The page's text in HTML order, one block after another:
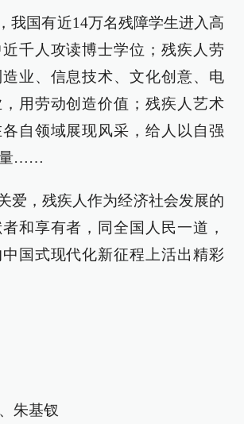
我国有近14万名残障学生进入高
千人攻读博士学位；残疾人劳
业、信息技术、文化创意、电
用劳动创造价值；残疾人艺术
自领域展现风采，给人以自强
量……
爱，残疾人作为经济社会发展的
和享有者，同全国人民一道，
国式现代化新征程上活出精彩
朱基钗